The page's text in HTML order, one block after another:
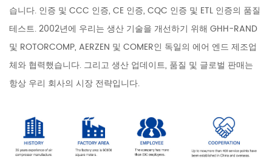
습니다. 인증 및 CCC 인증, CE 인증, CQC 인증 및 ETL 인증의 품질
테스트. 2002년에 우리는 생산 기술을 개선하기 위해 GHH-RAND
및 ROTORCOMP, AERZEN 및 COMER인 독일의 에어 엔드 제조업
체와 협력했습니다. 그리고 생산 업데이트, 품질 및 글로벌 판매는
항상 우리 회사의 시장 전략입니다.